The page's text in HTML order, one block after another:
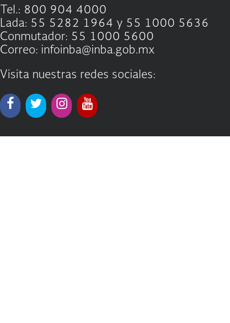
Tel.: 800 904 4000
Lada: 55 5282 1964 y 55 1000 5636
Conmutador: 55 1000 5600
Correo: infoinba@inba.gob.mx
Visita nuestras redes sociales: